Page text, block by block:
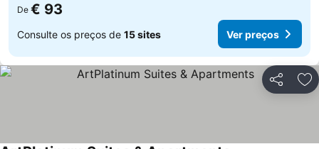
De € 93
Consulte os preços de 15 sites Ver preços
Partilhar